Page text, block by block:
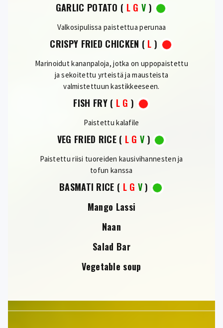
GARLIC POTATO ( L G V )
Valkosipulissa paistettua perunaa
CRISPY FRIED CHICKEN ( L )
Marinoidut kananpaloja, jotka on uppopaistettu
ja sekoitettu yrteistä ja mausteista
valmistettuun kastikkeeseen.
FISH FRY( L G )
Paistettu kalafile
VEG FRIED RICE( L G V )
Paistettu riisi tuoreiden kausivihannesten ja
tofun kanssa
BASMATI RICE ( L G V)
Mango Lassi
Naan
Salad Bar
Vegetable soup